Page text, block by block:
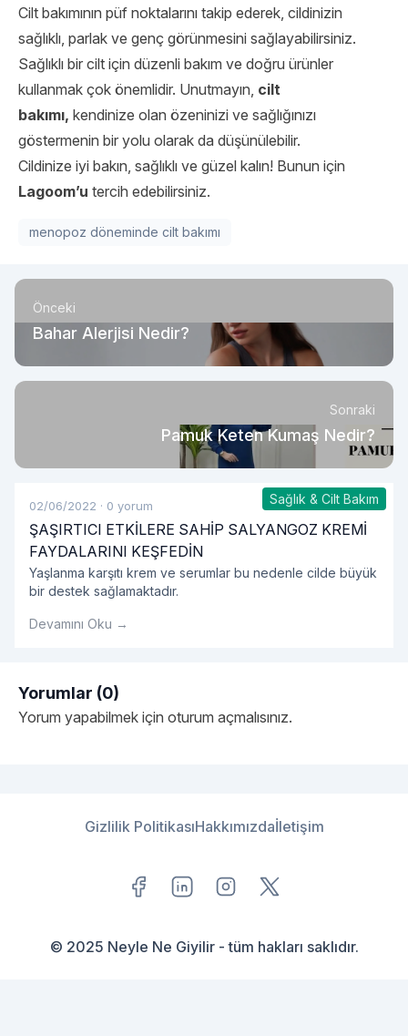
Cilt bakımının püf noktalarını takip ederek, cildinizin
sağlıklı, parlak ve genç görünmesini sağlayabilirsiniz.
Sağlıklı bir cilt için düzenli bakım ve doğru ürünler
kullanmak çok önemlidir. Unutmayın, cilt
bakımı, kendinize olan özeninizi ve sağlığınızı
göstermenin bir yolu olarak da düşünülebilir.
Cildinize iyi bakın, sağlıklı ve güzel kalın! Bunun için
Lagoom’u tercih edebilirsiniz.
menopoz döneminde cilt bakımı
Önceki
Bahar Alerjisi Nedir?
Sonraki
Pamuk Keten Kumaş Nedir?
Sağlık & Cilt Bakım
02/06/2022 · 0 yorum
ŞAŞIRTICI ETKİLERE SAHİP SALYANGOZ KREMİ
FAYDALARINI KEŞFEDİN
Yaşlanma karşıtı krem ve serumlar bu nedenle cilde büyük
bir destek sağlamaktadır.
Devamını Oku →
Yorumlar (0)
Yorum yapabilmek için oturum açmalısınız.
Gizlilik PolitikasıHakkımızdaİletişim
© 2025 Neyle Ne Giyilir - tüm hakları saklıdır.